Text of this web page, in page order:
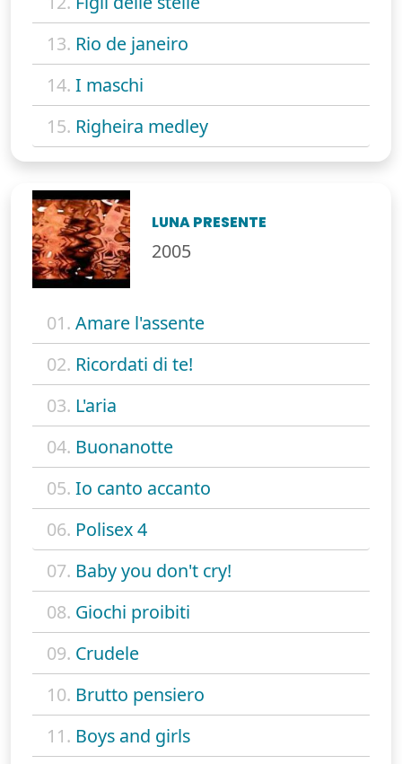
13. Rio de janeiro
14. I maschi
15. Righeira medley
LUNA PRESENTE
2005
01. Amare l'assente
02. Ricordati di te!
03. L'aria
04. Buonanotte
05. Io canto accanto
06. Polisex 4
07. Baby you don't cry!
08. Giochi proibiti
09. Crudele
10. Brutto pensiero
11. Boys and girls